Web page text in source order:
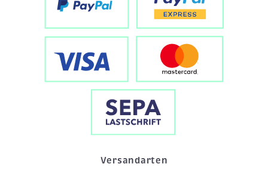
Versandarten